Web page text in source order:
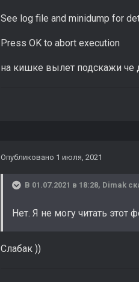
See log file and minidump for
Press OK to abort execution
на кишке вылет подскажи че
Опубликовано 1 июля, 2021
В 01.07.2021 в 18:28, Dimak
Нет. Я не могу читать этот
Слабак ))